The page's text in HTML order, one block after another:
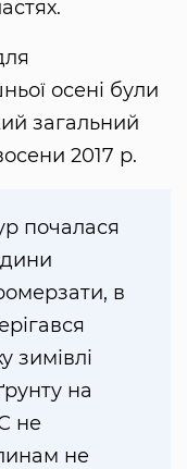
осені були
загальний
2017 р.
почалася
в
зимівлі
на
не
не